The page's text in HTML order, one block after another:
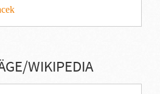
WIKIPEDIA